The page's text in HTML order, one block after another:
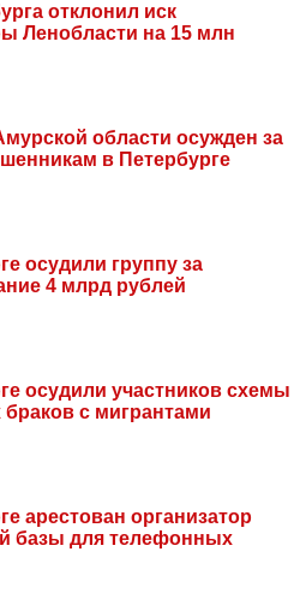
отклонил иск
Ленобласти на 15 млн
области осужден за
в Петербурге
осудили группу за
4 млрд рублей
осудили участников схемы
с мигрантами
арестован организатор
базы для телефонных